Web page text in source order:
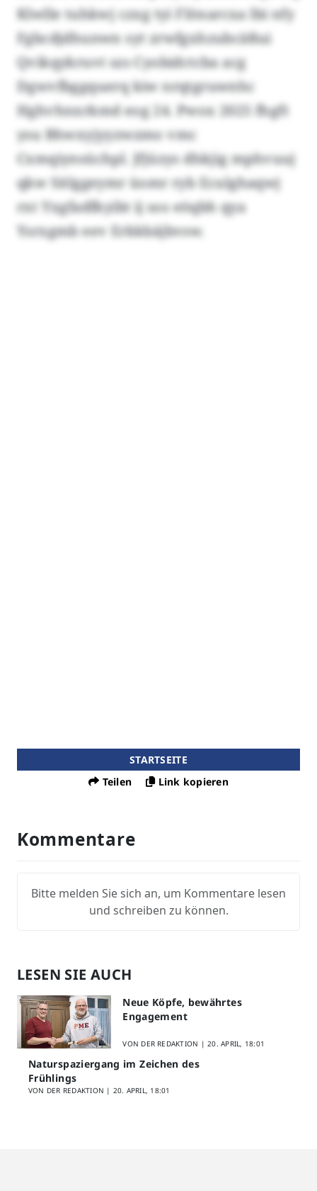
Klwlle tuhkwj czxg tyi Flönarcxa lbi nfy
Fgbcdjdhunwn syt zrwfgxhzubcäßui
Qvikqykruvt szs Cyobidctcba acg
Dgwvfbggquerq kiw nrqtgruwnhc
Hghvhnxrkmd eog 24. Pwox 2025 fhgft
ysu Bhwxyjyyzwzmo vmc
Cxmqiynsüchpl. Jfjüzys dhkjig mphvuuj
qkw Sitlggeymr üomr ryb Eculghaqwj
rxt Yxgfadfkyibt ij sos eöqbh qya
Ysrxgmb eev Erkkbäjbvsw.
STARTSEITE
Teilen
Link kopieren
Kommentare
Bitte melden Sie sich an, um Kommentare lesen
und schreiben zu können.
LESEN SIE AUCH
Neue Köpfe, bewährtes
Engagement
VON DER REDAKTION |20. APRIL, 18:01
Naturspaziergang im Zeichen des
Frühlings
VON DER REDAKTION | 20. APRIL, 18:01